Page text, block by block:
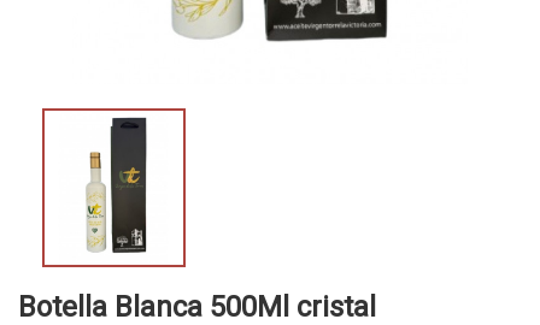
Botella Blanca 500Ml cristal